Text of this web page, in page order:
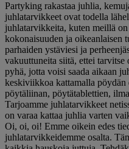
Partyking rakastaa juhlia,
juhlatarvikkeet ovat todella
juhlatarvikkeita, kuten meillä
kokonaisuuden ja oikeanlaisen
parhaiden ystäviesi ja
vakuuttuneita siitä, ettei
pyhä, jotta voisi saada aikaan
keskiviikkoa kattamalla pöydän
pöytäliinan, pöytätablettien,
Tarjoamme juhlatarvikkeet
on varaa kattaa juhlia varten
Oi, oi, oi! Emme oikein edes
juhlatarvikkeidemme osalta.